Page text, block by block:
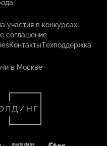
участия в конкурсах
соглашение
КонтактыТехподдержка
в Москве